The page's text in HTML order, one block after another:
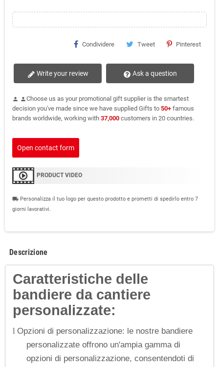
Condividere Tweet Pinterest
Write your review Ask a question
person personChoose us as your promotional gift supplier is the smartest
decision you've made since we have supplied Gifts to 50+ famous
brands worldwide, working with 37,000 customers in 20 countries.
Open contact form
PRODUCT VIDEO
local_shipping Personalizza il tuo logo per questo prodotto e prometti di spedirlo entro 7
giorni lavorativi.
Descrizione
Caratteristiche delle
bandiere da cantiere
personalizzate:
l Opzioni di personalizzazione: le nostre bandiere
personalizzate offrono un'ampia gamma di
opzioni di personalizzazione, consentendoti di